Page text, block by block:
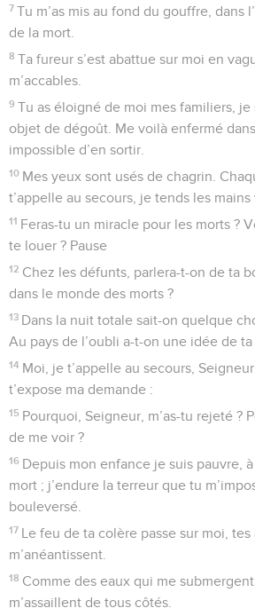
7 Tu m’as mis au fond du gouffre, dans
de la mort.
8 Ta fureur s’est abattue sur moi en
m’accables.
9 Tu as éloigné de moi mes familiers, je
objet de dégoût. Me voilà enfermé
impossible d’en sortir.
10 Mes yeux sont usés de chagrin.
t’appelle au secours, je tends les mains
11 Feras-tu un miracle pour les morts ?
te louer ? Pause
12 Chez les défunts, parlera-t-on de ta
dans le monde des morts ?
13 Dans la nuit totale sait-on quelque
Au pays de l’oubli a-t-on une idée de
14 Moi, je t’appelle au secours,
t’expose ma demande :
15 Pourquoi, Seigneur, m’as-tu rejeté ?
de me voir ?
16 Depuis mon enfance je suis pauvre,
mort ; j’endure la terreur que tu
bouleversé.
17 Le feu de ta colère passe sur moi,
m’anéantissent.
18 Comme des eaux qui me
m’assaillent de tous côtés.